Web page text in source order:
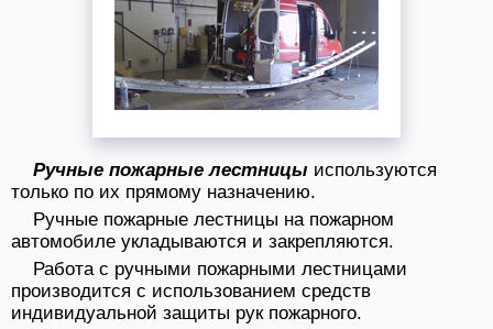
Ручные пожарные лестницы используются
только по их прямому назначению.
Ручные пожарные лестницы на пожарном
автомобиле укладываются и закрепляются.
Работа с ручными пожарными лестницами
производится с использованием средств
индивидуальной защиты рук пожарного.